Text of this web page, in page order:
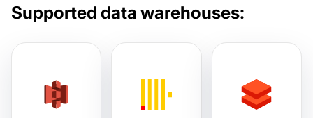
Supported data warehouses: